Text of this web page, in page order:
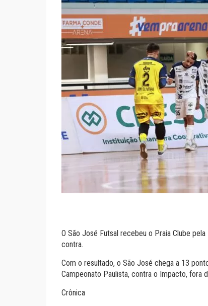
O São José Futsal recebeu o Praia Clube
contra.
Com o resultado, o São José chega a 13
Campeonato Paulista, contra o Impacto, fora
Crônica